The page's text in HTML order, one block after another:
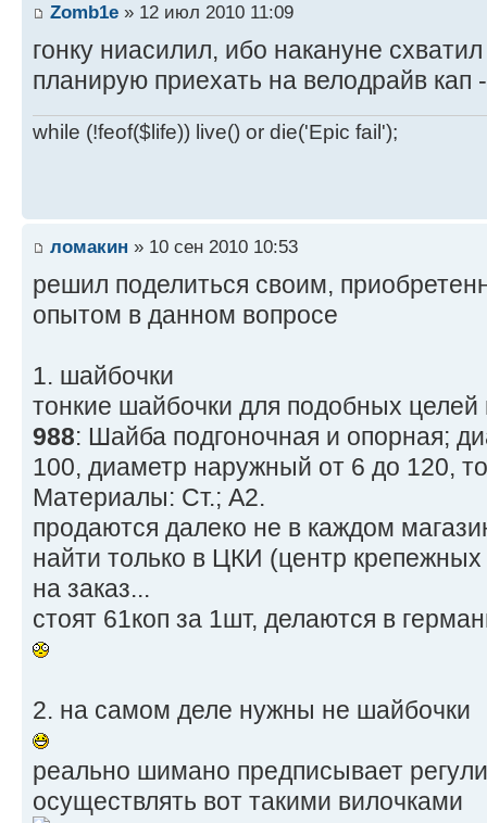
Zomb1e » 12 июл 2010 11:09
гонку ниасилил, ибо накануне
планирую приехать на велодрайв кап
while (!feof($life)) live() or die('Epic fail');
ломакин » 10 сен 2010 10:53
решил поделиться своим,
опытом в данном вопросе
1. шайбочки
тонкие шайбочки для подобных
988: Шайба подгоночная и опорная;
100, диаметр наружный от 6 до 120,
Материалы: Ст.; А2.
продаются далеко не в каждом
найти только в ЦКИ (центр крепежных
на заказ...
стоят 61коп за 1шт, делаются в
2. на самом деле нужны не шайбочки
реально шимано предписывает
осуществлять вот такими вилочками